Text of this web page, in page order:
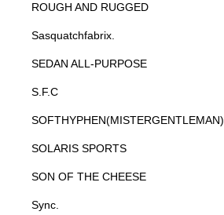
ROUGH AND RUGGED
Sasquatchfabrix.
SEDAN ALL-PURPOSE
S.F.C
SOFTHYPHEN(MISTERGENTLEMAN)
SOLARIS SPORTS
SON OF THE CHEESE
Sync.